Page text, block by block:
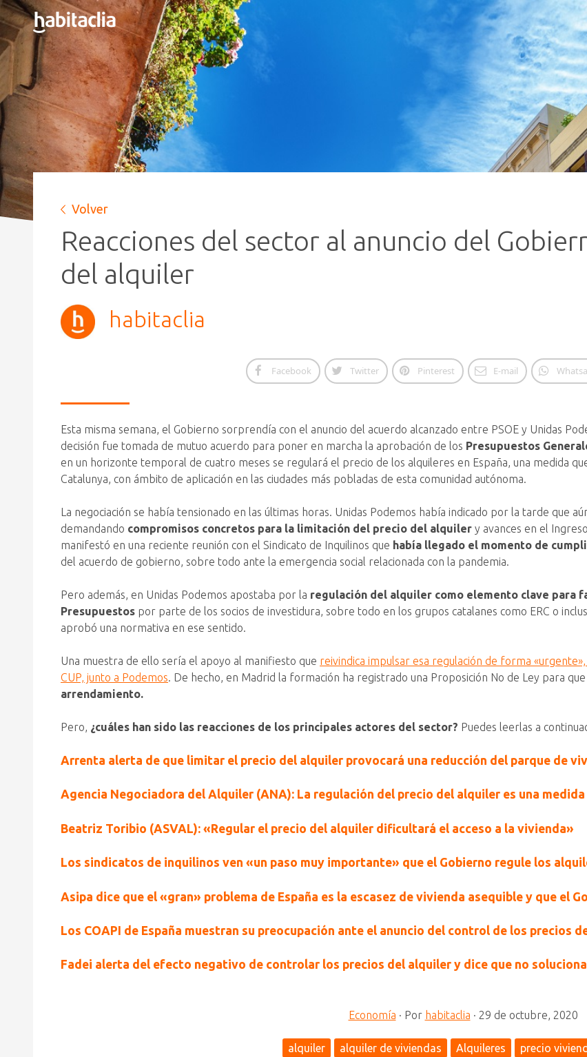
Volver
Reacciones del sector al anuncio del
del alquiler
habitaclia
Facebook Twitter Pinterest E-mail
Esta misma semana, el Gobierno sorprendía con el anuncio del acuerdo alcanzado entre PSOE y Unidas
decisión fue tomada de mutuo acuerdo para poner en marcha la aprobación de los Presupuestos
en un horizonte temporal de cuatro meses se regulará el precio de los alquileres en España, una medida
Catalunya, con ámbito de aplicación en las ciudades más pobladas de esta comunidad autónoma.
La negociación se había tensionado en las últimas horas. Unidas Podemos había indicado por la tarde que
demandando compromisos concretos para la limitación del precio del alquiler y avances en el
manifestó en una reciente reunión con el Sindicato de Inquilinos que había llegado el momento de
del acuerdo de gobierno, sobre todo ante la emergencia social relacionada con la pandemia.
Pero además, en Unidas Podemos apostaba por la regulación del alquiler como elemento clave para
Presupuestos por parte de los socios de investidura, sobre todo en los grupos catalanes como ERC o
aprobó una normativa en ese sentido.
Una muestra de ello sería el apoyo al manifiesto que reivindica impulsar esa regulación de forma
CUP, junto a Podemos. De hecho, en Madrid la formación ha registrado una Proposición No de Ley para que
arrendamiento.
Pero, ¿cuáles han sido las reacciones de los principales actores del sector? Puedes leerlas a
Arrenta alerta de que limitar el precio del alquiler provocará una reducción del parque de
Agencia Negociadora del Alquiler (ANA): La regulación del precio del alquiler es una
Beatriz Toribio (ASVAL): «Regular el precio del alquiler dificultará el acceso a la vivienda»
Los sindicatos de inquilinos ven «un paso muy importante» que el Gobierno regule los
Asipa dice que el «gran» problema de España es la escasez de vivienda asequible y que el
Los COAPI de España muestran su preocupación ante el anuncio del control de los precios
Fadei alerta del efecto negativo de controlar los precios del alquiler y dice que no
Economía · Por habitaclia · 29 de octubre, 2020
alquiler alquiler de viviendas Alquileres precio